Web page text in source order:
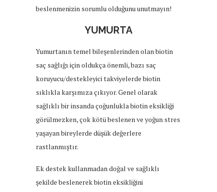
beslenmenizin sorumlu olduğunu unutmayın!
YUMURTA
Yumurtanın temel bileşenlerinden olan biotin
saç sağlığı için oldukça önemli, bazı saç
koruyucu/destekleyici takviyelerde biotin
sıklıkla karşımıza çıkıyor. Genel olarak
sağlıklı bir insanda çoğunlukla biotin eksikliği
görülmezken, çok kötü beslenen ve yoğun stres
yaşayan bireylerde düşük değerlere
rastlanmıştır.
Ek destek kullanmadan doğal ve sağlıklı
şekilde beslenerek biotin eksikliğini